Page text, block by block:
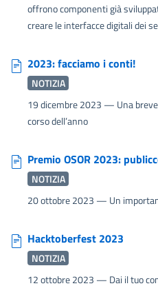
offrono componenti già
creare le interfacce digitali dei
2023: facciamo i conti!
NOTIZIA
19 dicembre 2023 — Una
corso dell’anno
Premio OSOR 2023:
NOTIZIA
20 ottobre 2023 — Un
Hacktoberfest 2023
NOTIZIA
12 ottobre 2023 — Dai il tuo